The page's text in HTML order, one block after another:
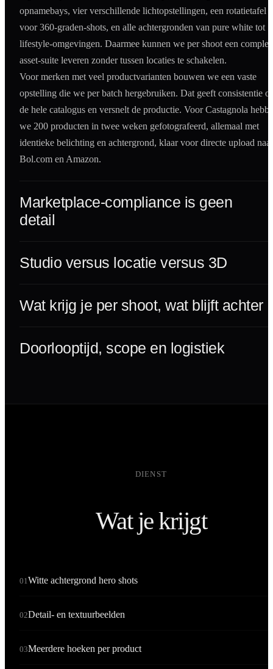
opnamebays, vier verschillende lichtopstellingen, een rotatietafel
voor 360-graden-shots, en alle achtergronden van pure white tot
lifestyle-omgevingen. Daarmee kunnen we per shoot een
asset-suite leveren zonder tussen locaties te schakelen.
Voor merken met veel productvarianten bouwen we een vaste
opstelling die we per batch hergebruiken. Dat geeft consistentie
de hele catalogus en versnelt de productie. Voor Castagnola
we 200 producten in twee weken gefotografeerd, allemaal met
identieke belichting en achtergrond, klaar voor directe upload naar
Bol.com en Amazon.
Marketplace-compliance is geen
detail
Studio versus locatie versus 3D
Wat krijg je per shoot, wat blijft achter
Doorlooptijd, scope en logistiek
DIENST
Wat je krijgt
01 Witte achtergrond hero shots
02Detail- en textuurbeelden
03Meerdere hoeken per product